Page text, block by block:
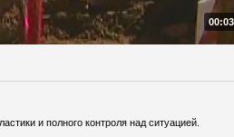
и полного контроля над ситуацией.